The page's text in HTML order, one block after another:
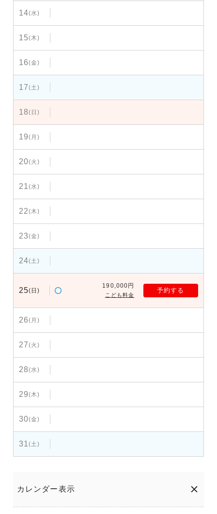
14(水)
15(木)
16(金)
17(土)
18(日)
19(月)
20(火)
21(水)
22(木)
23(金)
24(土)
25(日)
190,000円
こども料金
予約する
26(月)
27(火)
28(水)
29(木)
30(金)
31(土)
カレンダー表示